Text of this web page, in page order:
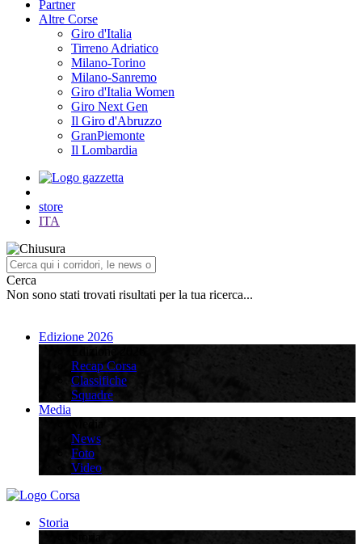
Partner
Altre Corse
Giro d'Italia
Tirreno Adriatico
Milano-Torino
Milano-Sanremo
Giro d'Italia Women
Giro Next Gen
Il Giro d'Abruzzo
GranPiemonte
Il Lombardia
store
ITA
Cerca
Non sono stati trovati risultati per la tua ricerca...
Edizione 2026
Recap Corsa
Classifiche
Squadre
Media
News
Foto
Video
Storia